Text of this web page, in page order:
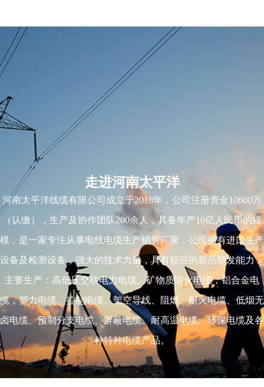
走进河南太平洋
河南太平洋线缆有限公司成立于2018年，公司注册资金10600万
（认缴），生产及协作团队200余人，具备年产10亿人民币的规
模，是一家专注从事电线电缆生产销售厂家，公司拥有进口生产
设备及检测设备，强大的技术力量，具有较强的新品研发能力，
主要生产：高低压交联电力电缆、矿物质防火电缆，铝合金电
缆，塑力电缆、控制电缆、架空导线、阻燃、耐火电缆、低烟无
卤电缆、预制分支电缆、屏蔽电缆、耐高温电缆、环保电缆及各
种特种电缆产品。